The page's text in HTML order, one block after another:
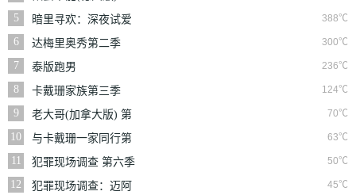
5
388℃
暗里寻欢：深夜试爱
实验
6 300℃
达梅里奥秀第二季
7
236℃
泰版跑男
8
124℃
卡戴珊家族第三季
9
70℃
老大哥(加拿大版) 第
三季
10 63℃
与卡戴珊一家同行第
七季
11 50℃
犯罪现场调查 第六季
12
45℃
犯罪现场调查：迈阿